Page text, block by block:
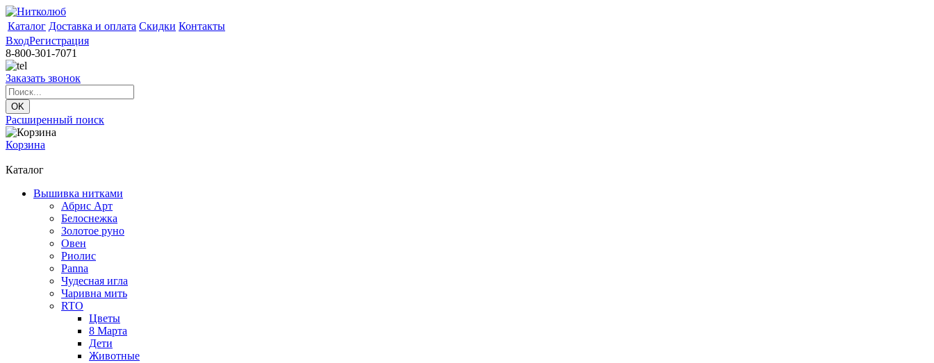
Каталог Доставка и оплата Скидки Контакты
ВходРегистрация
8-800-301-7071
Заказать звонок
Расширенный поиск
Корзина
Каталог
Вышивка нитками
Абрис Арт
Белоснежка
Золотое руно
Овен
Риолис
Panna
Чудесная игла
Чаривна мить
RTO
Цветы
8 Марта
Дети
Животные